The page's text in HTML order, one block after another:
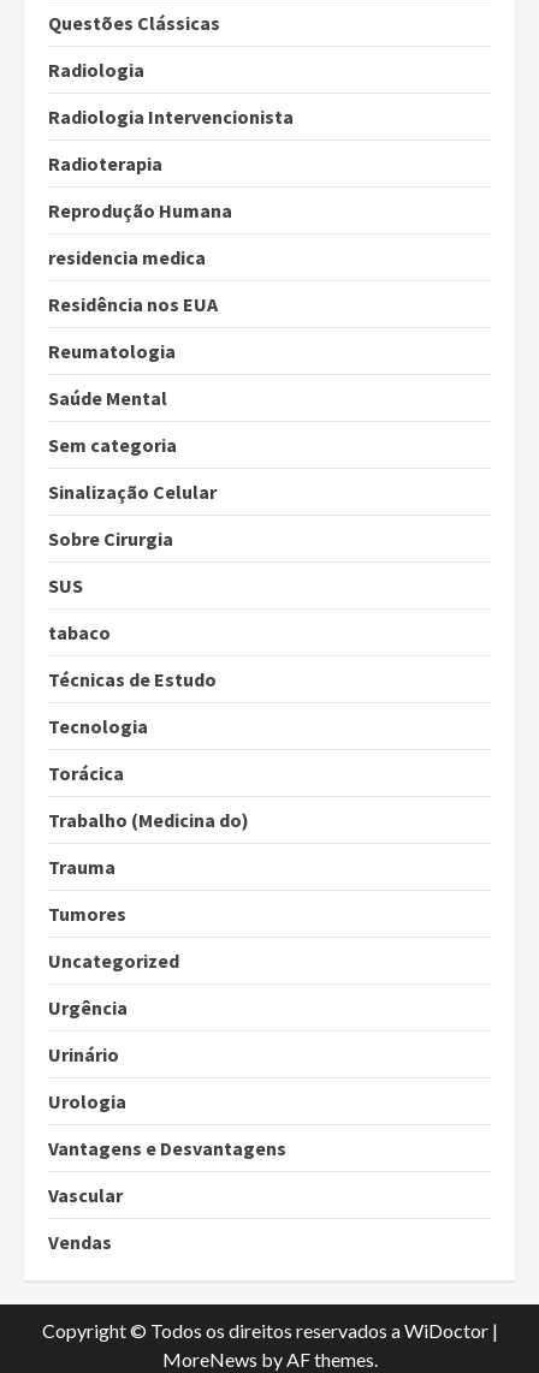
Questões Clássicas
Radiologia
Radiologia Intervencionista
Radioterapia
Reprodução Humana
residencia medica
Residência nos EUA
Reumatologia
Saúde Mental
Sem categoria
Sinalização Celular
Sobre Cirurgia
SUS
tabaco
Técnicas de Estudo
Tecnologia
Torácica
Trabalho (Medicina do)
Trauma
Tumores
Uncategorized
Urgência
Urinário
Urologia
Vantagens e Desvantagens
Vascular
Vendas
Copyright © Todos os direitos reservados a WiDoctor |
MoreNews by AF themes.